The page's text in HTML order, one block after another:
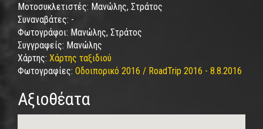
Μοτοσυκλετιστές: Μανώλης, Στράτος
Συναναβάτες: -
Φωτογράφοι: Μανώλης, Στράτος
Συγγραφείς: Μανώλης
Χάρτης: Χάρτης ταξιδιού
Φωτογραφίες: Οδοιπορικό 2016 / RoadTrip 2016 - 8.8.2016
Αξιοθέατα